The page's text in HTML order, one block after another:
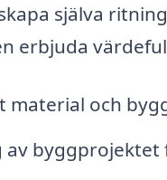
själva
erbjuda
material och
av